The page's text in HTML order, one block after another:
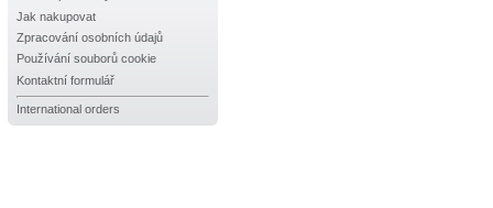
Jak nakupovat
Zpracování osobních údajů
Používání souborů cookie
Kontaktní formulář
International orders